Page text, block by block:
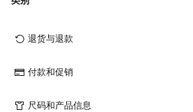
退货与退款
付款和促销
尺码和产品信息